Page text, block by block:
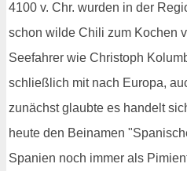
4100 v. Chr. wurden in der
schon wilde Chili zum Kochen
Seefahrer wie Christoph
schließlich mit nach Europa,
zunächst glaubte es handelt
heute den Beinamen
Spanien noch immer als